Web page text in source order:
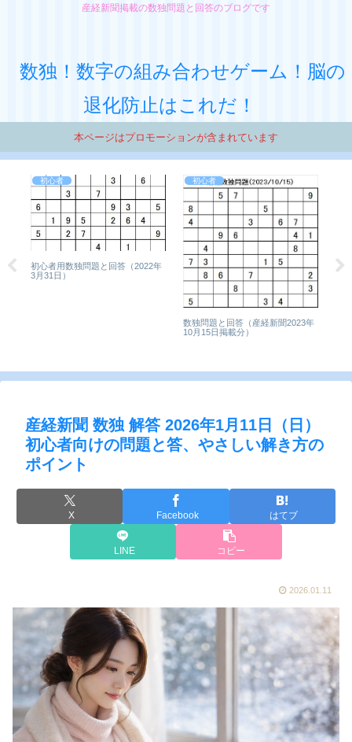
産経新聞掲載の数独問題と回答のブログです
数独！数字の組み合わせゲーム！脳の
退化防止はこれだ！
本ページはプロモーションが含まれています
初心者
初心者用数独問題と回答（2022年
3月31日）
初心者
数独問題と回答（産経新聞2023年
10月15日掲載分）
数
産経新聞 数独 解答 2026年1月11日（日）
初心者向けの問題と答、やさしい解き方の
ポイント
X Facebook はてブ
LINE コピー
2026.01.11